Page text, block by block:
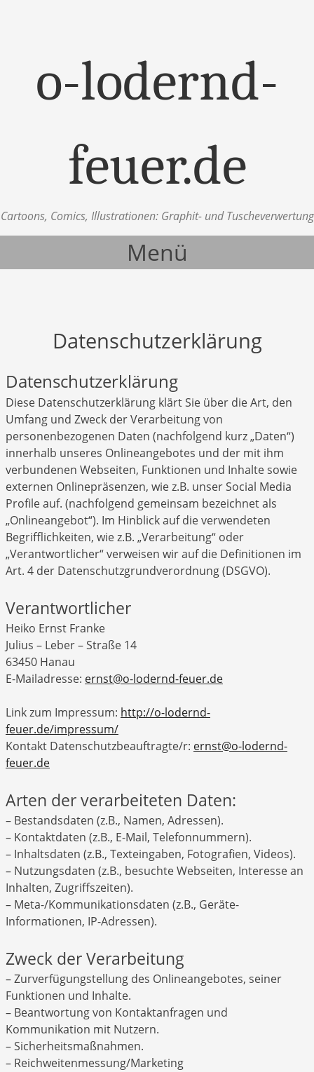
o-lodernd-
feuer.de
Cartoons, Comics, Illustrationen: Graphit- und Tuscheverwertung
Menü
Datenschutzerklärung
Datenschutzerklärung
Diese Datenschutzerklärung klärt Sie über die Art, den
Umfang und Zweck der Verarbeitung von
personenbezogenen Daten (nachfolgend kurz „Daten“)
innerhalb unseres Onlineangebotes und der mit ihm
verbundenen Webseiten, Funktionen und Inhalte sowie
externen Onlinepräsenzen, wie z.B. unser Social Media
Profile auf. (nachfolgend gemeinsam bezeichnet als
„Onlineangebot“). Im Hinblick auf die verwendeten
Begrifflichkeiten, wie z.B. „Verarbeitung“ oder
„Verantwortlicher“ verweisen wir auf die Definitionen im
Art. 4 der Datenschutzgrundverordnung (DSGVO).
Verantwortlicher
Heiko Ernst Franke
Julius – Leber – Straße 14
63450 Hanau
E-Mailadresse: ernst@o-lodernd-feuer.de
Link zum Impressum: http://o-lodernd-
feuer.de/impressum/
Kontakt Datenschutzbeauftragte/r: ernst@o-lodernd-
feuer.de
Arten der verarbeiteten Daten:
– Bestandsdaten (z.B., Namen, Adressen).
– Kontaktdaten (z.B., E-Mail, Telefonnummern).
– Inhaltsdaten (z.B., Texteingaben, Fotografien, Videos).
– Nutzungsdaten (z.B., besuchte Webseiten, Interesse an
Inhalten, Zugriffszeiten).
– Meta-/Kommunikationsdaten (z.B., Geräte-
Informationen, IP-Adressen).
Zweck der Verarbeitung
– Zurverfügungstellung des Onlineangebotes, seiner
Funktionen und Inhalte.
– Beantwortung von Kontaktanfragen und
Kommunikation mit Nutzern.
– Sicherheitsmaßnahmen.
– Reichweitenmessung/Marketing